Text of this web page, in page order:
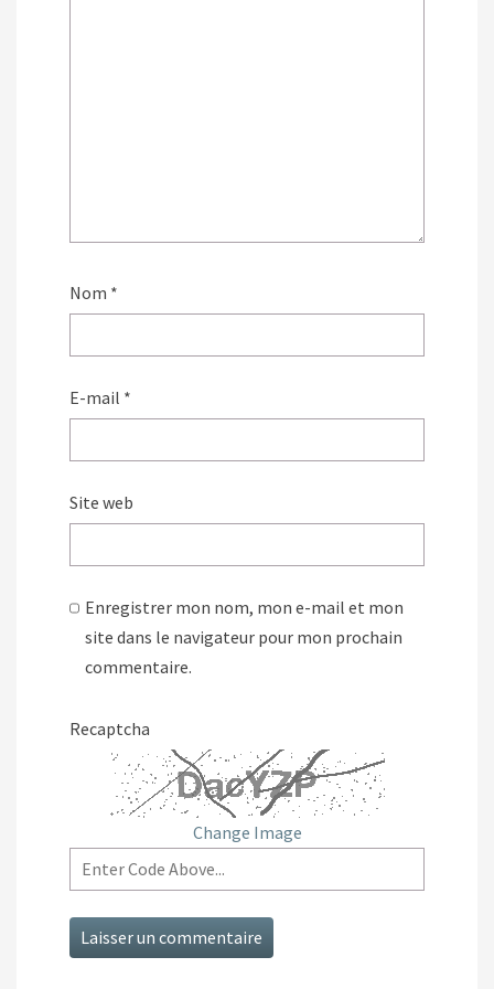
Nom *
E-mail *
Site web
Enregistrer mon nom, mon e-mail et mon
site dans le navigateur pour mon prochain
commentaire.
Recaptcha
Change Image